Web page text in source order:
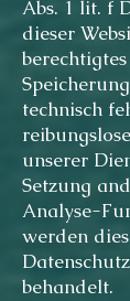
Abs. 1 lit. f
dieser
technisch
unserer
Setzung
Analyse-
werden
behandelt.